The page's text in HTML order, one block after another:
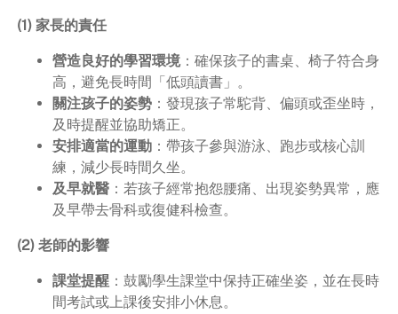
(1) 家長的責任
營造良好的學習環境：確保孩子的書桌、椅子符合身
高，避免長時間「低頭讀書」。
關注孩子的姿勢：發現孩子常駝背、偏頭或歪坐時，
及時提醒並協助矯正。
安排適當的運動：帶孩子參與游泳、跑步或核心訓
練，減少長時間久坐。
及早就醫：若孩子經常抱怨腰痛、出現姿勢異常，應
及早帶去骨科或復健科檢查。
(2) 老師的影響
課堂提醒：鼓勵學生課堂中保持正確坐姿，並在長時
間考試或上課後安排小休息。